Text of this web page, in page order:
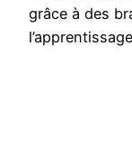
grâce à des